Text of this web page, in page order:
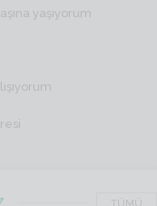
yaşıyorum
TÜMÜ